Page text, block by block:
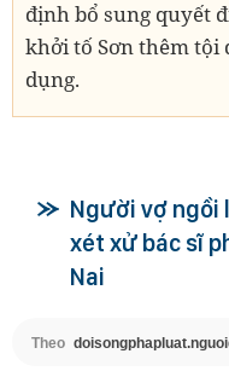
định bổ sung quyết
khởi tố Sơn thêm
dụng.
Người vợ ngồi
xét xử bác sĩ
Nai
Theo